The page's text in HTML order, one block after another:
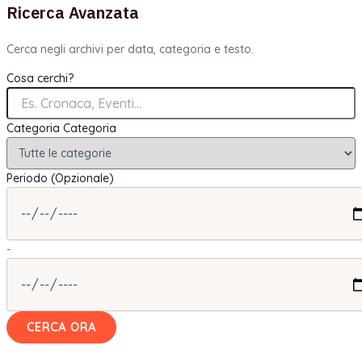
Ricerca Avanzata
Cerca negli archivi per data, categoria e testo.
Cosa cerchi?
Categoria Categoria
Periodo (Opzionale)
-
CERCA ORA